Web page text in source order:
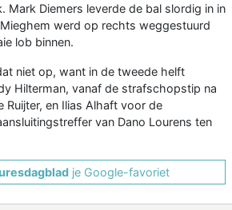
Mark Diemers leverde de bal slordig in in
werd op rechts weggestuurd
lob binnen.
niet op, want in de tweede helft
Hilterman, vanaf de strafschopstip na
Ruijter, en Ilias Alhaft voor de
van Dano Lourens ten
je Google-favoriet